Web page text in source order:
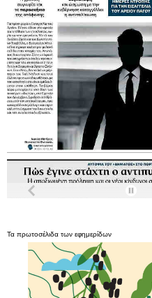
Τα πρωτοσέλιδα των εφημερίδων